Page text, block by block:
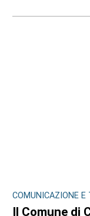
COMUNICAZIONE E
Il Comune di